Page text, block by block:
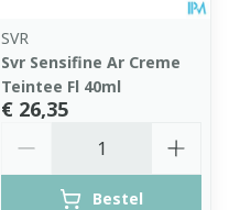
SVR
Svr Sensifine Ar Creme
Teintee Fl 40ml
€ 26,35
Bestel